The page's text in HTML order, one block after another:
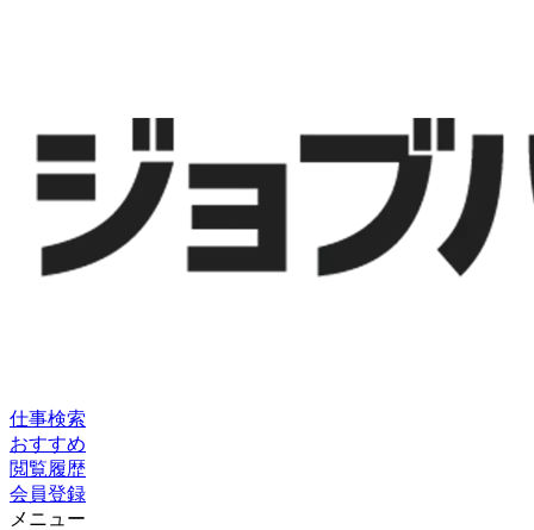
仕事検索
おすすめ
閲覧履歴
会員登録
メニュー